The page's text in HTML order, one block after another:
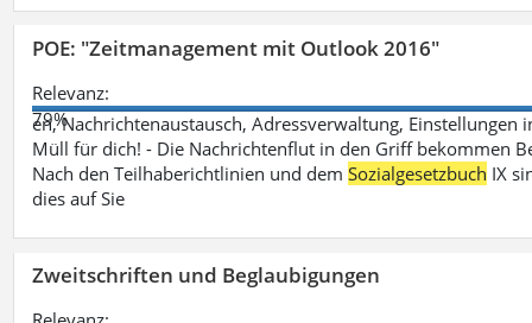
POE: "Zeitmanagement mit Outlook 2016"
Relevanz:
79%
en, Nachrichtenaustausch, Adressverwaltung,
Müll für dich! - Die Nachrichtenflut in den Griff bekommen
Nach den Teilhaberichtlinien und demSozialgesetzbuch IX
dies auf Sie
Zweitschriften und Beglaubigungen